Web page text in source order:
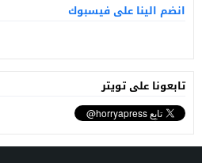
انضم الينا على فيسبوك
تابعونا على تويتر